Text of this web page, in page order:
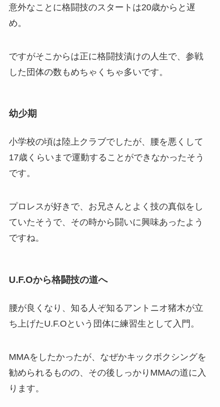
意外なことに格闘技のスタートは20歳からと遅
め。
ですがそこからは正に格闘技漬けの人生で、参戦
した団体の数もめちゃくちゃ多いです。
幼少期
小学校の頃は陸上クラブでしたが、腰を悪くして
17歳くらいまで運動することができなかったそう
です。
プロレスが好きで、お兄さんとよく技の真似をし
ていたそうで、その時から闘いに興味あったよう
ですね。
U.F.Oから格闘技の道へ
腰が良くなり、知る人ぞ知るアントニオ猪木が立
ち上げたU.F.Oという団体に練習生として入門。
MMAをしたかったが、なぜかキックボクシングを
勧められるものの、その後しっかりMMAの道に入
ります。